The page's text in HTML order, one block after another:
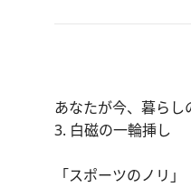
あなたが今、暮ら
3. 白磁の一輪挿し
「スポーツのノリ」